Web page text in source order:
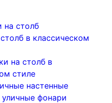
на столб
в классическом
на столб в
стиле
настенные
фонари